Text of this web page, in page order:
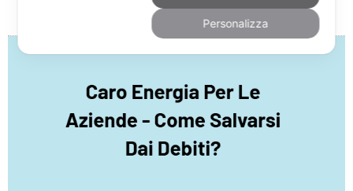
Giuseppe Monardo 17:46
Personalizza